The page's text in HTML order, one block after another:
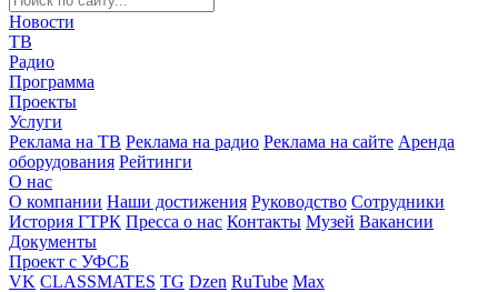
Новости
ТВ
Радио
Программа
Проекты
Услуги
Реклама на ТВ Реклама на радио Реклама на сайте Аренда
оборудования Рейтинги
О нас
О компании Наши достижения Руководство Сотрудники
История ГТРК Пресса о нас Контакты Музей Вакансии
Документы
Проект с УФСБ
VK CLASSMATES TG Dzen RuTube Max